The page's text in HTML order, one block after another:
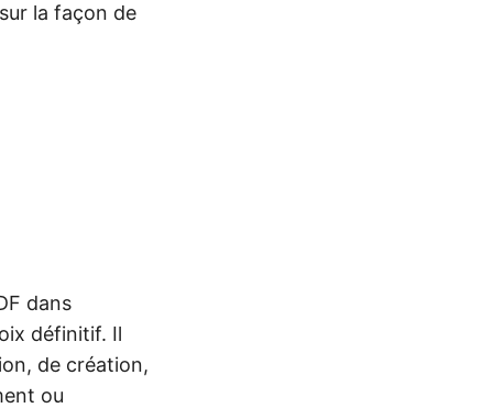
la façon de
dans
définitif. Il
de création,
ou